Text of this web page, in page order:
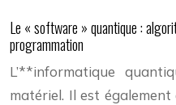
Le « software » quantique :
programmation
L’**informatique
matériel. Il est